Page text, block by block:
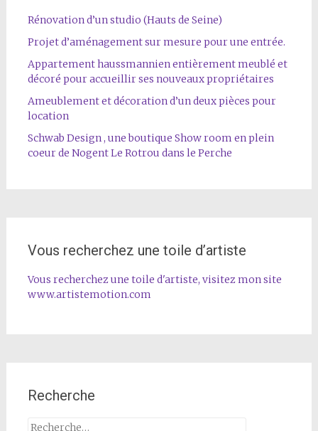
Rénovation d’un studio (Hauts de Seine)
Projet d’aménagement sur mesure pour une entrée.
Appartement haussmannien entièrement meublé et
décoré pour accueillir ses nouveaux propriétaires
Ameublement et décoration d’un deux pièces pour
location
Schwab Design , une boutique Show room en plein
coeur de Nogent Le Rotrou dans le Perche
Vous recherchez une toile d’artiste
Vous recherchez une toile d'artiste, visitez mon site
www.artistemotion.com
Recherche
Rechercher :